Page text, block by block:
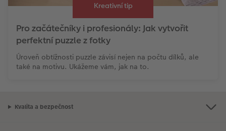
Kreativní tip
Pro začátečníky i profesionály: Jak vytvořit
perfektní puzzle z fotky
Úroveň obtížnosti puzzle závisí nejen na počtu dílků, ale
také na motivu. Ukážeme vám, jak na to.
Kvalita a bezpečnost